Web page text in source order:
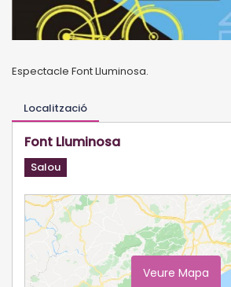
Espectacle Font Lluminosa.
Localització
Font Lluminosa
Salou
Veure Mapa